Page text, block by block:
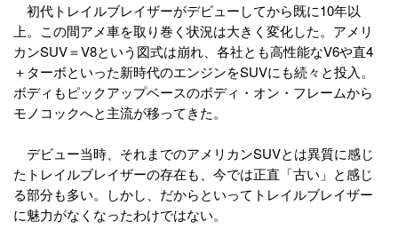
初代トレイルブレイザーがデビューしてから既に10年以
上。この間アメ車を取り巻く状況は大きく変化した。アメリ
カンSUV＝V8という図式は崩れ、各社とも高性能なV6や直4
＋ターボといった新時代のエンジンをSUVにも続々と投入。
ボディもピックアップベースのボディ・オン・フレームから
モノコックへと主流が移ってきた。
デビュー当時、それまでのアメリカンSUVとは異質に感じ
たトレイルブレイザーの存在も、今では正直「古い」と感じ
る部分も多い。しかし、だからといってトレイルブレイザー
に魅力がなくなったわけではない。